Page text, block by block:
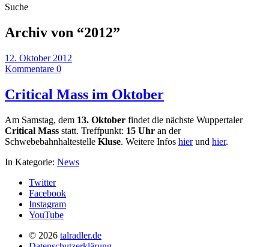
Suche
Archiv von “2012”
12. Oktober 2012
Kommentare 0
Critical Mass im Oktober
Am Samstag, dem 13. Oktober findet die nächste Wuppertaler
Critical Mass statt. Treffpunkt: 15 Uhr an der
Schwebebahnhaltestelle Kluse. Weitere Infos hierund hier.
In Kategorie: News
Twitter
Facebook
Instagram
YouTube
© 2026 talradler.de